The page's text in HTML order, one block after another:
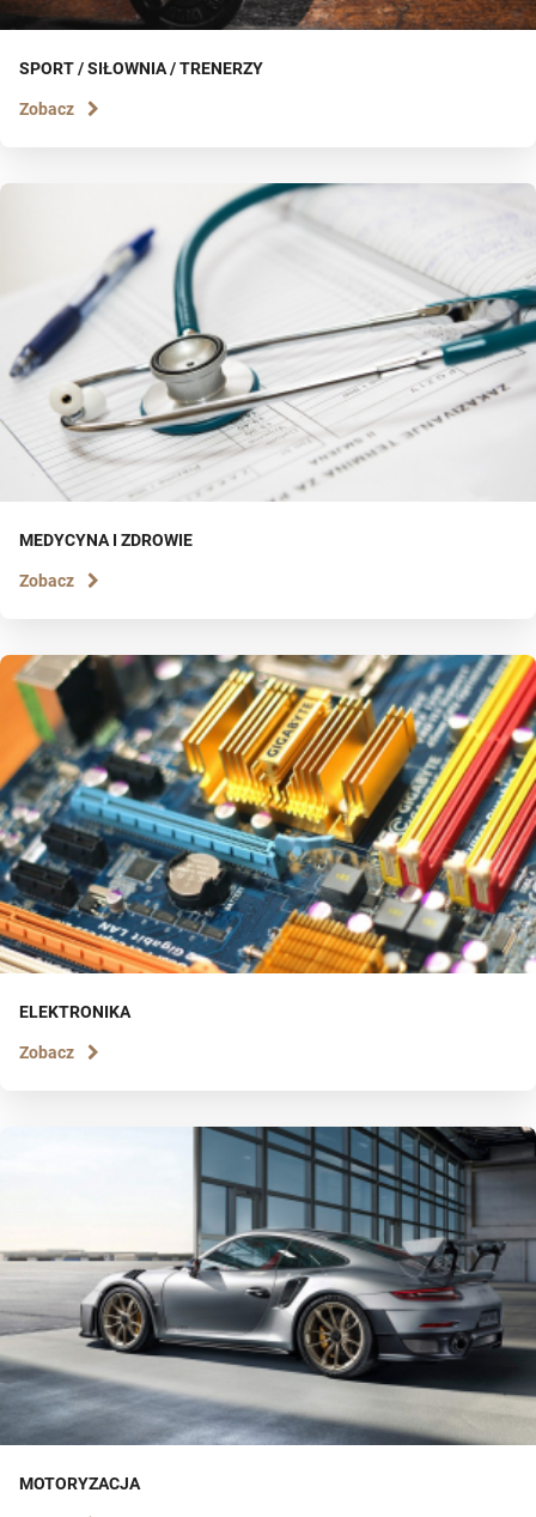
SPORT / SIŁOWNIA / TRENERZY
Zobacz
MEDYCYNA I ZDROWIE
Zobacz
ELEKTRONIKA
Zobacz
MOTORYZACJA